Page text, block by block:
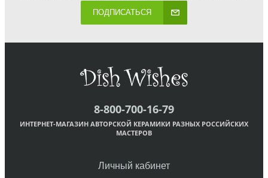
ПОДПИСАТЬСЯ
8-800-700-16-79
ИНТЕРНЕТ-МАГАЗИН АВТОРСКОЙ КЕРАМИКИ РАЗНЫХ РОССИЙСКИХ
МАСТЕРОВ
Личный кабинет